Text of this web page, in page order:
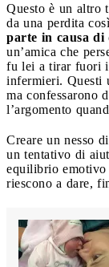
Questo è un altro
da una perdita
parte in causa di
un’amica che
fu lei a tirar fuori
infermieri. Questi
ma confessarono
l’argomento
Creare un nesso
un tentativo di
equilibrio emotivo
riescono a dare,